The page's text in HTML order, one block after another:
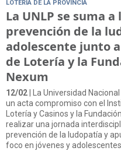
LOTERÍA DE LA PROVINCIA
La UNLP se suma a
prevención de la
adolescente junto
de Lotería y la
Nexum
12/02 | La Universidad
un acta compromiso con el
Lotería y Casinos y la
realizar una jornada
prevención de la ludopatía y
foco en jóvenes y